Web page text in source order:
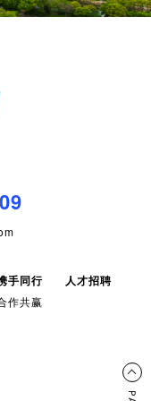
手同行
作共赢
人才招聘